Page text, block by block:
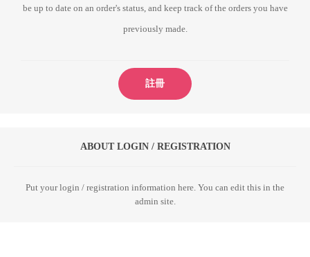
be up to date on an order's status, and keep track of the orders you have
previously made.
註冊
ABOUT LOGIN / REGISTRATION
Put your login / registration information here. You can edit this in the
admin site.